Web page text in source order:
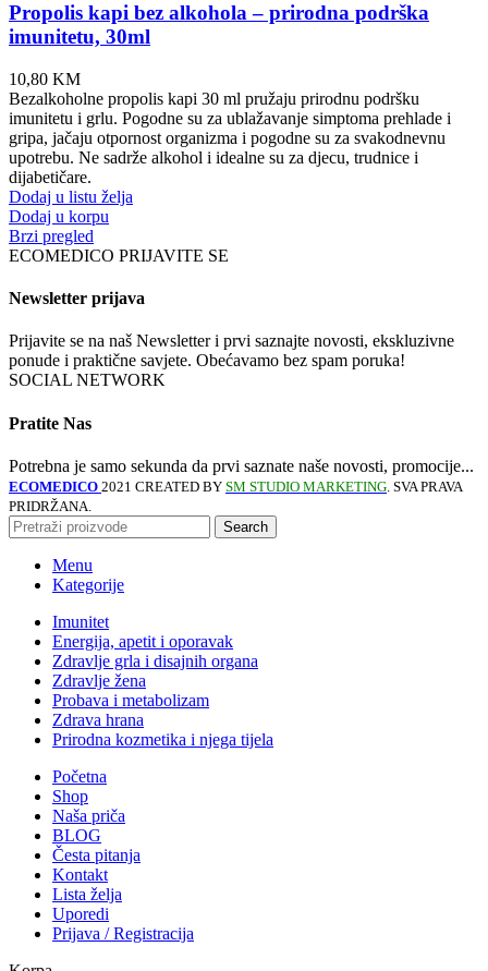
Propolis kapi bez alkohola – prirodna podrška
imunitetu, 30ml
10,80 KM
Bezalkoholne propolis kapi 30 ml pružaju prirodnu podršku
imunitetu i grlu. Pogodne su za ublažavanje simptoma prehlade i
gripa, jačaju otpornost organizma i pogodne su za svakodnevnu
upotrebu. Ne sadrže alkohol i idealne su za djecu, trudnice i
dijabetičare.
Dodaj u listu želja
Dodaj u korpu
Brzi pregled
ECOMEDICO PRIJAVITE SE
Newsletter prijava
Prijavite se na naš Newsletter i prvi saznajte novosti, ekskluzivne
ponude i praktične savjete. Obećavamo bez spam poruka!
SOCIAL NETWORK
Pratite Nas
Potrebna je samo sekunda da prvi saznate naše novosti, promocije...
ECOMEDICO 2021 CREATED BY SM STUDIO MARKETING . SVA PRAVA
PRIDRŽANA.
Search
Menu
Kategorije
Imunitet
Energija, apetit i oporavak
Zdravlje grla i disajnih organa
Zdravlje žena
Probava i metabolizam
Zdrava hrana
Prirodna kozmetika i njega tijela
Početna
Shop
Naša priča
BLOG
Česta pitanja
Kontakt
Lista želja
Uporedi
Prijava / Registracija